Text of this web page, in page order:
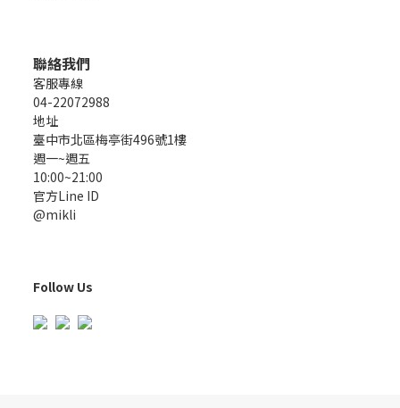
聯絡我們
客服專線
04-22072988
地址
臺中市北區梅亭街496號1樓
週一~週五
10:00~21:00
官方Line ID
@mikli
Follow Us